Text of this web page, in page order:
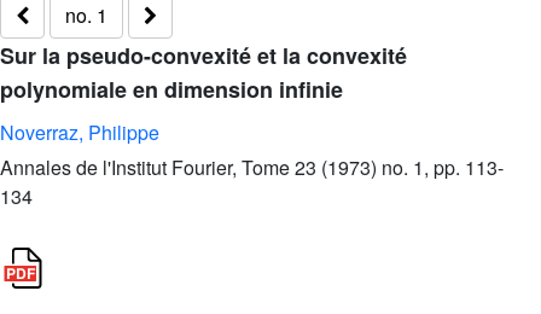
no. 1
Sur la pseudo-convexité et la convexité
polynomiale en dimension infinie
Noverraz, Philippe
Annales de l'Institut Fourier, Tome 23 (1973) no. 1, pp. 113-
134